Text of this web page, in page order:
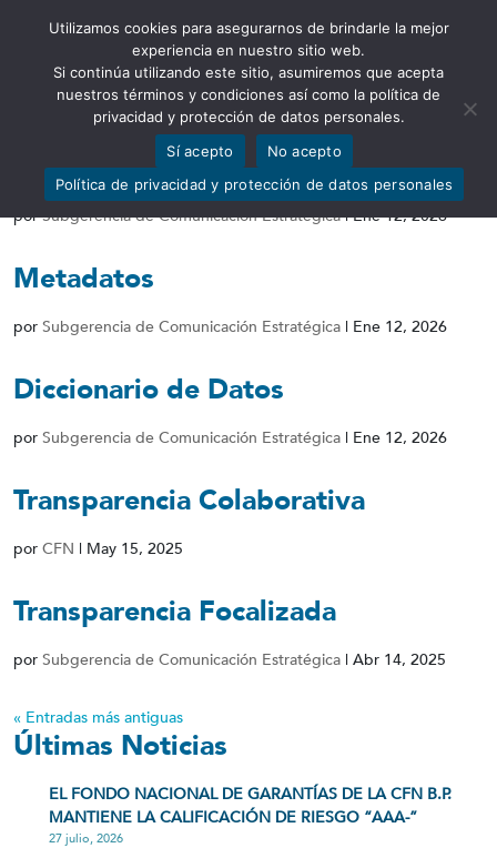
Abrir barra de herramientas
Conjunto de Datos
porSubgerencia de Comunicación Estratégica|Ene 12, 2026
Metadatos
por Subgerencia de Comunicación Estratégica | Ene 12, 2026
Diccionario de Datos
por Subgerencia de Comunicación Estratégica | Ene 12, 2026
Transparencia Colaborativa
por CFN | May 15, 2025
Transparencia Focalizada
por Subgerencia de Comunicación Estratégica | Abr 14, 2025
« Entradas más antiguas
Últimas Noticias
EL FONDO NACIONAL DE GARANTÍAS DE LA CFN B.P.
MANTIENE LA CALIFICACIÓN DE RIESGO “AAA-”
27 julio, 2026
Utilizamos cookies para asegurarnos de brindarle la mejor
experiencia en nuestro sitio web.
Si continúa utilizando este sitio, asumiremos que acepta
nuestros términos y condiciones así como la política de
privacidad y protección de datos personales.
Sí acepto
No acepto
Política de privacidad y protección de datos personales